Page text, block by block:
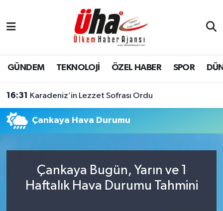
GÜNDEM TEKNOLOJİ ÖZEL HABER SPOR
16:31 Karadeniz’in Lezzet Sofrası Ordu
Çankaya Hava Durumu
Çankaya Bugün, Yarın ve 1
Haftalık Hava Durumu Tahmini
İstanbul Nöbetçi Eczaneler
İstanbul Hava Durumu
Tüm Manşetler
Son Dakika Haberleri